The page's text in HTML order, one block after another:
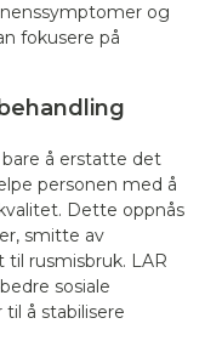
og
fokusere på
å erstatte det
personen med å
Dette oppnås
smitte av
rusmisbruk. LAR
sosiale
å stabilisere